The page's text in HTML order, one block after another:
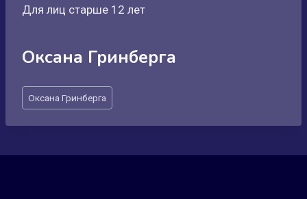
Для лиц старше 12 лет
Оксана Гринберга
Метки
записи:
Оксана Гринберга